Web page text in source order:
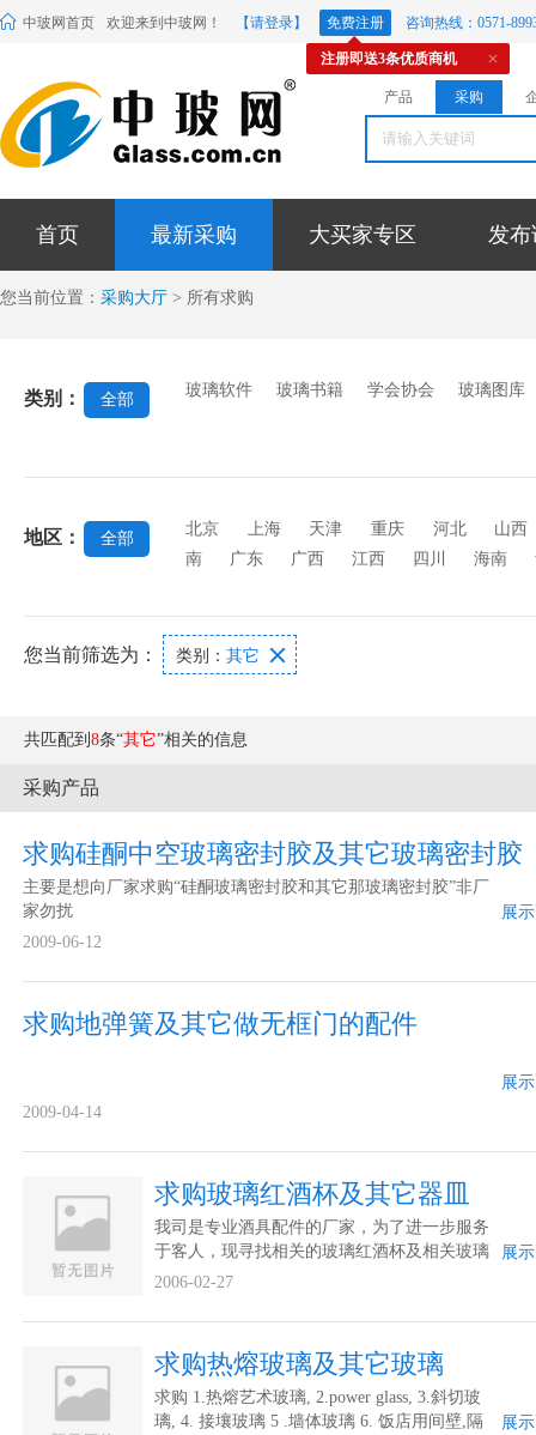
中玻网首页 欢迎来到中玻网！ 【请登录】 免费注册 咨询热线：0571-
注册即送3条优质商机
产品 采购
首页 最新采购 大买家专区 发布
您当前位置： 采购大厅 > 所有求购
类别： 全部
玻璃软件 玻璃书籍 学会协会 玻璃图库
地区： 全部
北京 上海 天津 重庆 河北
山西
南
广东 广西 江西 四川 海南
您当前筛选为： 类别： 其它 
共匹配到 8条“其它”相关的信息
采购产品
求购硅酮中空玻璃密封胶及其它玻璃密封胶
主要是想向厂家求购“硅酮玻璃密封胶和其它那玻璃密封胶”非厂
家勿扰
展
2009-06-12
求购地弹簧及其它做无框门的配件
展
2009-04-14
求购玻璃红酒杯及其它器皿
我司是专业酒具配件的厂家，为了进一步服务
于客人，现寻找相关的玻璃红酒杯及相关玻璃
器皿合作厂家进行联系。谢谢。
展
2006-02-27
求购热熔玻璃及其它玻璃
求购 1.热熔艺术玻璃, 2.power glass, 3.斜切玻
璃, 4. 接壤玻璃 5 .墙体玻璃 6. 饭店用间壁,隔
展